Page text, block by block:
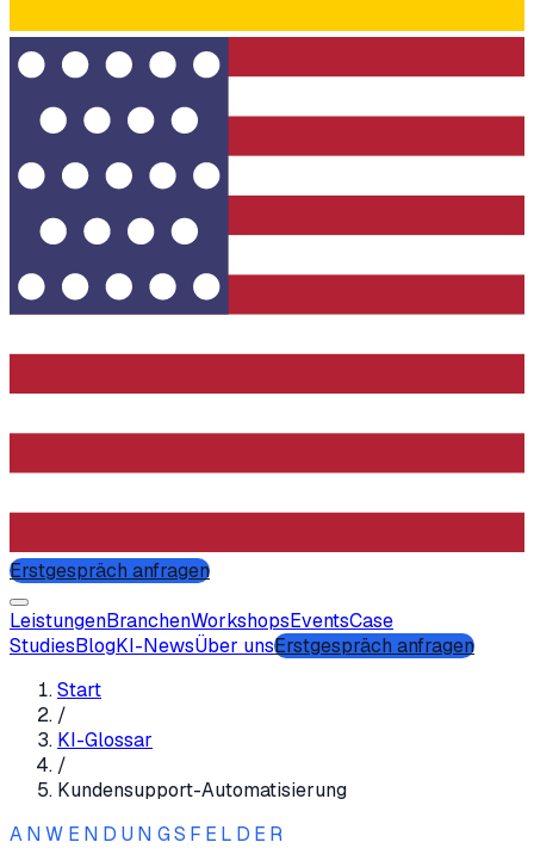
Erstgespräch anfragen
LeistungenBranchenWorkshopsEventsCase
StudiesBlogKI-NewsÜber unsErstgespräch anfragen
Start
/
KI-Glossar
/
Kundensupport-Automatisierung
ANWENDUNGSFELDER